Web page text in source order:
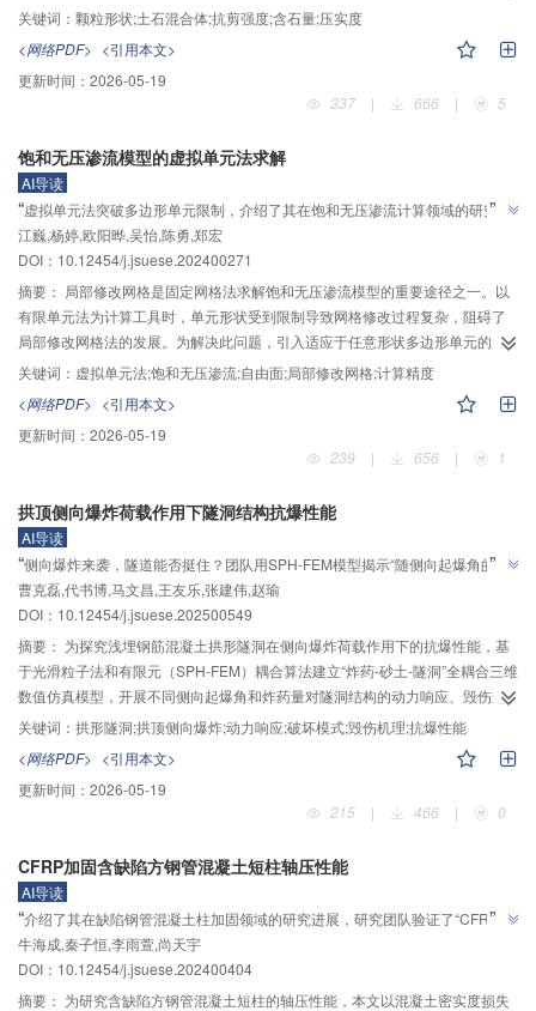
土石混合料的大型室内直剪试验。试验结果表明：1）随球度
逐渐减少，土石混合体的抗剪强度逐步从颗粒间咬合嵌固及错动摩擦共同提供
转变为以错动摩擦为主，土石混合体的抗剪强度、剪胀量及黏聚力
随之降低，
内摩擦角呈现先增大后减小的趋势，在球度
的关系可用指数函数描述。2）当颗粒形
构发生变化，剪切应力‒剪切位移曲线由应变软化转为应变硬化，抗剪强度、内
摩擦角φ
φ
持不变；在剪切过程中颗粒发生了翻转、破碎，试验曲线出现“波动跳跃”现象。
3）随压实度不断提高，土、石颗粒间的咬合嵌固效果逐步增强，试样的抗剪强
度显著提升，但抗剪强度的增大幅度逐渐降低。研究成果对实际工程中土石混
合体的颗粒形状选择具有重要意义，有助于更准确地控制土石混合体的力学性
能，确保工程的安全性和稳定性。
关键词： 颗粒形状;土石混合体;抗剪强度;含石量;压实度
<网络PDF> <引用本文>
更新时间： 2026-05-19
337
| 666 | 5
饱和无压渗流模型的虚拟单元法求解
AI导读
“虚拟单元法突破多边形单元限制，介绍了其在饱和无压渗流计算领域的研究进
展，团队建立了局部修改网格体系，为复杂土坝渗流模拟提供解决方案
”
江巍,杨婷,欧阳晔,吴怡,陈勇,郑宏
DOI： 10.12454/j.jsuese.202400271
摘要： 局部修改网格是固定网格法求解饱和无压渗流模型的重要途径之一。以
有限单元法为计算工具时，单元形状受到限制导致网格修改过程复杂，阻碍了
局部修改网格法的发展。为解决此问题，引入适应于任意形状多边形单元的虚
拟单元法，采用局部修改网格法求解二维饱和无压渗流模型。采用1阶虚拟单元
表达单元的水头变化并建立单元基本方程，推导单元渗透矩阵，并揭示1阶虚拟
单元与有限单元数学上的联系。利用虚拟单元法对单元形状的包容性设计网格
修改规则，建立整体渗透矩阵和整体流量向量的更新算法以减少计算成本。采
用均质矩形土坝、均质梯形土坝和非均质矩形土坝等3个数值算例检验本文算法
形土坝自由面与解析解相对误差为0.45%，均质梯形土坝和非均质矩形土坝自
由面与改进流形单元法结果基本吻合；迭代过程中自由面节点将加密，在提升
计算精度的同时，也使得自由面形态更为平滑，但导致计算效率与传统局部修
改固定网格方法相比略微下降。
关键词： 虚拟单元法;饱和无压渗流;自由面;局部修改网格;计算精度
<网络PDF> <引用本文>
更新时间： 2026-05-19
239
| 656 | 1
拱顶侧向爆炸荷载作用下隧洞结构抗爆性能
AI导读
“侧向爆炸来袭，隧道能否挺住？团队用SPH-FEM模型揭示“随侧向起爆角的减
小，拱面典型测点的峰值位移逐渐衰减并伴随峰值点位置的偏移”，为抗爆设计
奠基 ”
”
曹克磊,代书博,马文昌,王友乐,张建伟,赵瑜
DOI： 10.12454/j.jsuese.202500549
摘要： 为探究浅埋钢筋混凝土拱形隧洞在侧向爆炸荷载作用下的抗爆性能，基
于光滑粒子法和有限元（SPH-FEM）耦合算法建立“炸药-砂土-隧洞”全耦合三维
数值仿真模型，开展不同侧向起爆角和炸药量对隧洞结构的动力响应、毁伤过
程、破坏模式和损伤等级的影响研究。结果表明：随侧向起爆角的减小，拱面
典型测点的峰值位移逐渐衰减并伴随峰值点位置的偏移。不同侧向起爆角下隧
洞压力分布显著不同，其中，90°正顶爆时拱面压力分布不均匀且压力峰值由拱
顶向拱脚方向呈逐渐衰减趋势，60°和45°侧向起爆时压力峰值点发生偏移。不
同侧向起爆角和炸药量下压力峰值分布规律呈现近似三角形的特征，压力峰值
趋于均匀，拱墙受压区和受拉区向右偏移，近爆侧及远爆侧直墙受拉区分别向
底部和拱顶移动。此外，根据单自由度（SDOF）法对承受爆炸荷载后隧洞结构
的损伤等级进行划分，正顶爆下隧洞损伤等级随炸药量减小由严重破坏降低为
轻度破坏；隧洞最大峰值位移随侧向起爆角的减小呈现衰减趋势且损伤等级显
著降低，表明荷载的强度与位置是影响隧洞结构爆炸响应的两个重要因素。研
究结果可为隧洞结构的抗爆防护设计奠定理论基础。
关键词： 拱形隧洞;拱顶侧向爆炸;动力响应;破坏模式;毁伤机理;抗爆性能
<网络PDF> <引用本文>
更新时间： 2026-05-19
215
| 466 | 0
CFRP加固含缺陷方钢管混凝土短柱轴压性能
AI导读
“介绍了其在缺陷钢管混凝土柱加固领域的研究进展，研究团队验证了“CFRP加
固后，密实度损失率为15%的试件极限承载力和延性较未加固试件分别提高
9.1%和14.7%”猜想，为受损构件修复提供解决方案。
”
牛海成,秦子恒,李雨萱,尚天宇
DOI： 10.12454/j.jsuese.202400404
摘要： 为研究含缺陷方钢管混凝土短柱的轴压性能，本文以混凝土密实度损失